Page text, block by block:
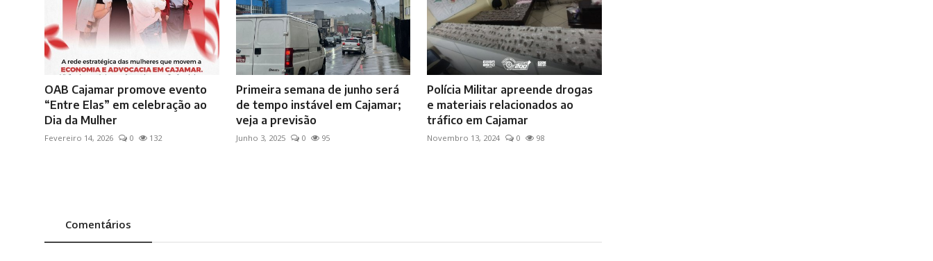
OAB Cajamar promove evento
“Entre Elas” em celebração ao
Dia da Mulher
Fevereiro 14, 2026 0 132
Primeira semana de junho será
de tempo instável em Cajamar;
veja a previsão
Junho 3, 2025 0 95
Polícia Militar apreende drogas
e materiais relacionados ao
tráfico em Cajamar
Novembro 13, 2024 0 98
Comentários